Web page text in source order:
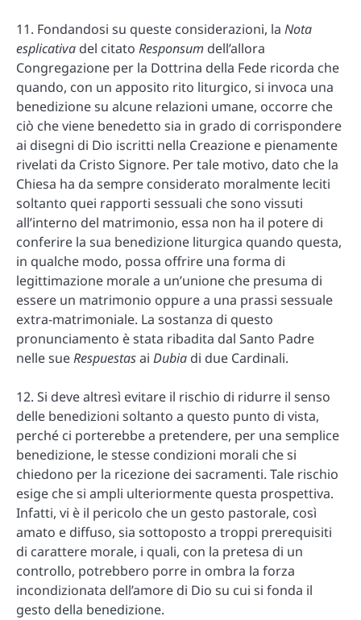
11. Fondandosi su queste considerazioni, la Nota
esplicativa del citato Responsum dell’allora
Congregazione per la Dottrina della Fede ricorda che
quando, con un apposito rito liturgico, si invoca una
benedizione su alcune relazioni umane, occorre che
ciò che viene benedetto sia in grado di corrispondere
ai disegni di Dio iscritti nella Creazione e pienamente
rivelati da Cristo Signore. Per tale motivo, dato che la
Chiesa ha da sempre considerato moralmente leciti
soltanto quei rapporti sessuali che sono vissuti
all’interno del matrimonio, essa non ha il potere di
conferire la sua benedizione liturgica quando questa,
in qualche modo, possa offrire una forma di
legittimazione morale a un’unione che presuma di
essere un matrimonio oppure a una prassi sessuale
extra-matrimoniale. La sostanza di questo
pronunciamento è stata ribadita dal Santo Padre
nelle sueRespuestasai Dubia di due Cardinali.
12. Si deve altresì evitare il rischio di ridurre il senso
delle benedizioni soltanto a questo punto di vista,
perché ci porterebbe a pretendere, per una semplice
benedizione, le stesse condizioni morali che si
chiedono per la ricezione dei sacramenti. Tale rischio
esige che si ampli ulteriormente questa prospettiva.
Infatti, vi è il pericolo che un gesto pastorale, così
amato e diffuso, sia sottoposto a troppi prerequisiti
di carattere morale, i quali, con la pretesa di un
controllo, potrebbero porre in ombra la forza
incondizionata dell’amore di Dio su cui si fonda il
gesto della benedizione.